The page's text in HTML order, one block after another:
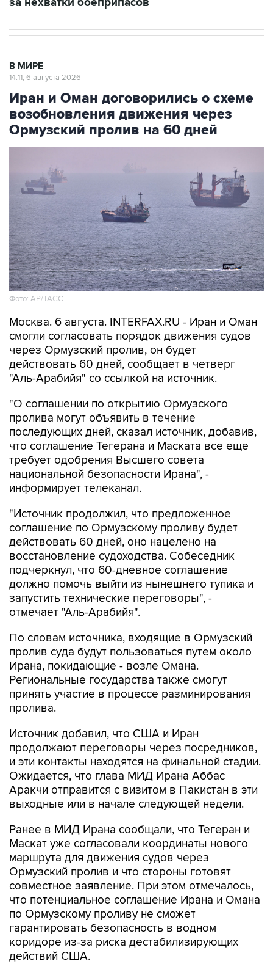
В МИРЕ
14:11, 6 августа 2026
Иран и Оман договорились о схеме
возобновления движения через
Ормузский пролив на 60 дней
Фото: AP/ТАСС
Москва. 6 августа. INTERFAX.RU - Иран и Оман
смогли согласовать порядок движения судов
через Ормузский пролив, он будет
действовать 60 дней, сообщает в четверг
"Аль-Арабийя" со ссылкой на источник.
"О соглашении по открытию Ормузского
пролива могут объявить в течение
последующих дней, сказал источник, добавив,
что соглашение Тегерана и Маската все еще
требует одобрения Высшего совета
национальной безопасности Ирана", -
информирует телеканал.
"Источник продолжил, что предложенное
соглашение по Ормузскому проливу будет
действовать 60 дней, оно нацелено на
восстановление судоходства. Собеседник
подчеркнул, что 60-дневное соглашение
должно помочь выйти из нынешнего тупика и
запустить технические переговоры", -
отмечает "Аль-Арабийя".
По словам источника, входящие в Ормузский
пролив суда будут пользоваться путем около
Ирана, покидающие - возле Омана.
Региональные государства также смогут
принять участие в процессе разминирования
пролива.
Источник добавил, что США и Иран
продолжают переговоры через посредников,
и эти контакты находятся на финальной стадии.
Ожидается, что глава МИД Ирана Аббас
Аракчи отправится с визитом в Пакистан в эти
выходные или в начале следующей недели.
Ранее в МИД Ирана сообщали, что Тегеран и
Маскат уже согласовали координаты нового
маршрута для движения судов через
Ормузский пролив и что стороны готовят
совместное заявление. При этом отмечалось,
что потенциальное соглашение Ирана и Омана
по Ормузскому проливу не сможет
гарантировать безопасность в водном
коридоре из-за риска дестабилизирующих
действий США.